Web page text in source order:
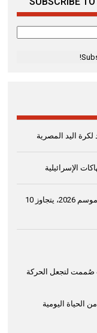
اليد المصرية
الإسرائيلية
إنتاج القمح في مصر خلال موسم 2026، يتجاوز 10
لتجعل الحركة
الحياة اليومية